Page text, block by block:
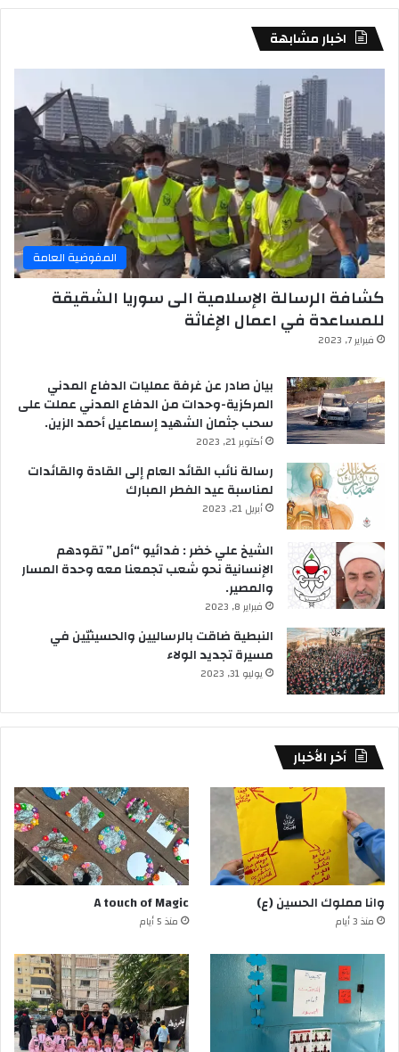
اخبار مشابهة
المفوضية العامة
كشافة الرسالة الإسلامية الى سوريا الشقيقة
للمساعدة في اعمال الإغاثة
فبراير 7, 2023
بيان صادر عن غرفة عمليات الدفاع المدني
المركزية-وحدات من الدفاع المدني عملت على
سحب جثمان الشهيد إسماعيل أحمد الزين.
أكتوبر 21, 2023
رسالة نائب القائد العام إلى القادة والقائدات
لمناسبة عيد الفطر المبارك
أبريل 21, 2023
الشيخ علي خضر : فدائيو “أمل” تقودهم
الإنسانية نحو شعب تجمعنا معه وحدة المسار
والمصير.
فبراير 8, 2023
النبطية ضاقت بالرساليين والحسينيّين في
مسيرة تجديد الولاء
يوليو 31, 2023
أخر الأخبار
وانا مملوك الحسين (ع)
منذ 3 أيام
A touch of Magic
منذ 5 أيام